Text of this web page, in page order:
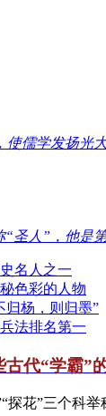
使儒学发扬光
圣人”，他是
名人之一
色彩的人物
归杨，则归墨”
法排名第一
代“学霸”
探花”三个科